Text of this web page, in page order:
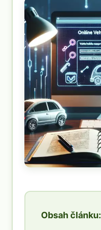
Obsah článku: